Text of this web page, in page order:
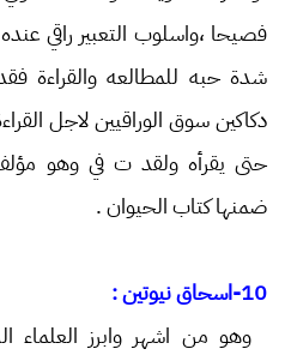
فصيحا ،واسلوب التعبير راقي
شدة حبه للمطالعه والقراءة
دكاكين سوق الوراقيين لاجل
حتى يقرأه ولقد ت في وهو
ضمنها كتاب الحيوان .
10-اسحاق نيوتين :
وهو من اشهر وابرز العلماء